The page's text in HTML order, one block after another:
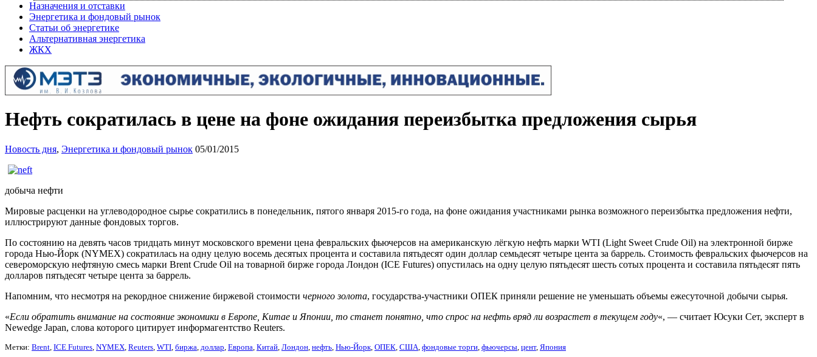
Назначения и отставки
Энергетика и фондовый рынок
Статьи об энергетике
Альтернативная энергетика
ЖКХ
Нефть сократилась в цене на фоне ожидания переизбытка предложения сырья
Новость дня, Энергетика и фондовый рынок 05/01/2015
добыча нефти
Мировые расценки на углеводородное сырье сократились в понедельник, пятого января 2015-го года, на фоне ожидания участниками рынка возможного переизбытка предложения нефти,
иллюстрируют данные фондовых торгов.
По состоянию на девять часов тридцать минут московского времени цена февральских фьючерсов на американскую лёгкую нефть марки WTI (Light Sweet Crude Oil) на электронной бирже
города Нью-Йорк (NYMEX) сократилась на одну целую восемь десятых процента и составила пятьдесят один доллар семьдесят четыре цента за баррель. Стоимость февральских фьючерсов на
североморскую нефтяную смесь марки Brent Crude Oil на товарной бирже города Лондон (ICE Futures) опустилась на одну целую пятьдесят шесть сотых процента и составила пятьдесят пять
долларов пятьдесят четыре цента за баррель.
Напомним, что несмотря на рекордное снижение биржевой стоимости черного золота, государства-участники ОПЕК приняли решение не уменьшать объемы ежесуточной добычи сырья.
«Если обратить внимание на состояние экономики в Европе, Китае и Японии, то станет понятно, что спрос на нефть вряд ли возрастет в текущем году«, — считает Юсуки Сет, эксперт в
Newedge Japan, слова которого цитирует информагентство Reuters.
Метки: Brent, ICE Futures, NYMEX, Reuters, WTI, биржа, доллар, Европа, Китай, Лондон, нефть, Нью-Йорк, ОПЕК, США, фондовые торги, фьючерсы, цент, Япония